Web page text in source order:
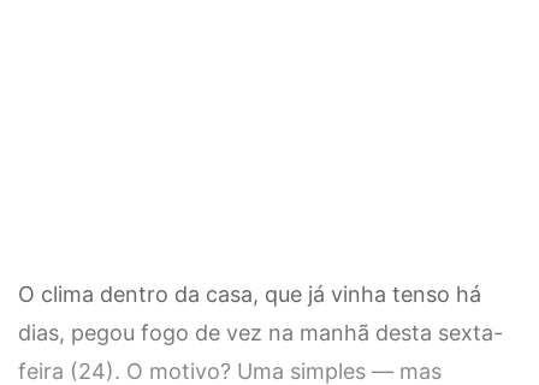
O clima dentro da casa, que já vinha tenso há
dias, pegou fogo de vez na manhã desta sexta-
feira (24). O motivo? Uma simples — mas